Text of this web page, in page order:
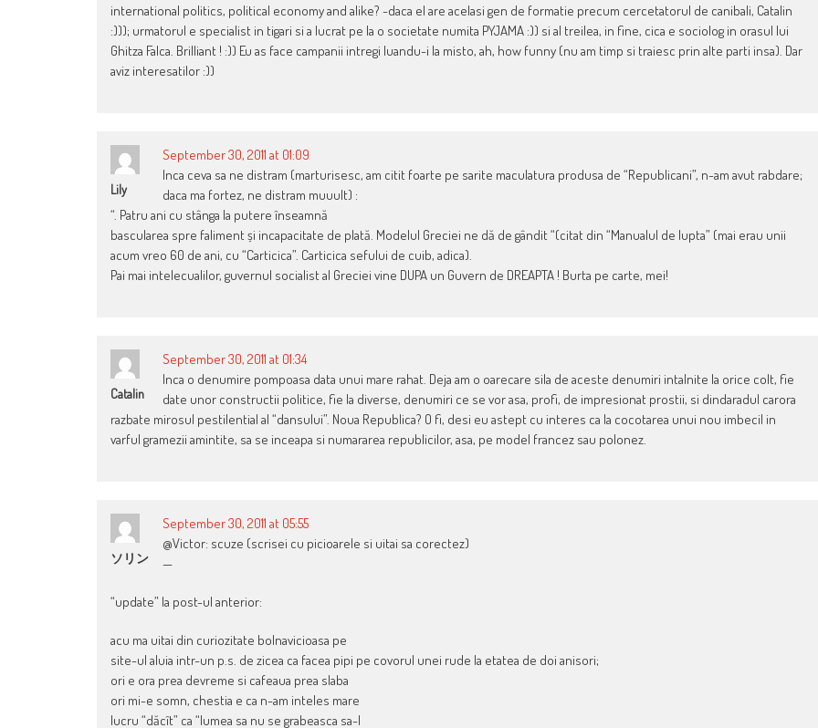
international politics, political economy and alike? -daca el are acelasi gen de formatie precum cercetatorul de canibali, Catalin
:))); urmatorul e specialist in tigari si a lucrat pe la o societate numita PYJAMA :)) si al treilea, in fine, cica e sociolog in orasul lui
Ghitza Falca. Brilliant ! :)) Eu as face campanii intregi luandu-i la misto, ah, how funny (nu am timp si traiesc prin alte parti insa). Dar
aviz interesatilor :))
Lily
September 30, 2011 at 01:09
Inca ceva sa ne distram (marturisesc, am citit foarte pe sarite maculatura produsa de “Republicani”, n-am avut rabdare;
daca ma fortez, ne distram muuult) :
“. Patru ani cu stânga la putere înseamnă
bascularea spre faliment și incapacitate de plată. Modelul Greciei ne dă de gândit “(citat din “Manualul de lupta” (mai erau unii
acum vreo 60 de ani, cu “Carticica”. Carticica sefului de cuib, adica).
Pai mai intelecualilor, guvernul socialist al Greciei vine DUPA un Guvern de DREAPTA ! Burta pe carte, mei!
Catalin
September 30, 2011 at 01:34
Inca o denumire pompoasa data unui mare rahat. Deja am o oarecare sila de aceste denumiri intalnite la orice colt, fie
date unor constructii politice, fie la diverse, denumiri ce se vor asa, profi, de impresionat prostii, si dindaradul carora
razbate mirosul pestilential al “dansului”. Noua Republica? O fi, desi eu astept cu interes ca la cocotarea unui nou imbecil in
varful gramezii amintite, sa se inceapa si numararea republicilor, asa, pe model francez sau polonez.
ソリン
September 30, 2011 at 05:55
@Victor: scuze (scrisei cu picioarele si uitai sa corectez)
—
“update” la post-ul anterior:
acu ma uitai din curiozitate bolnavicioasa pe
site-ul aluia intr-un p.s. de zicea ca facea pipi pe covorul unei rude la etatea de doi anisori;
ori e ora prea devreme si cafeaua prea slaba
ori mi-e somn, chestia e ca n-am inteles mare
lucru “dăcît” ca “lumea sa nu se grabeasca sa-l